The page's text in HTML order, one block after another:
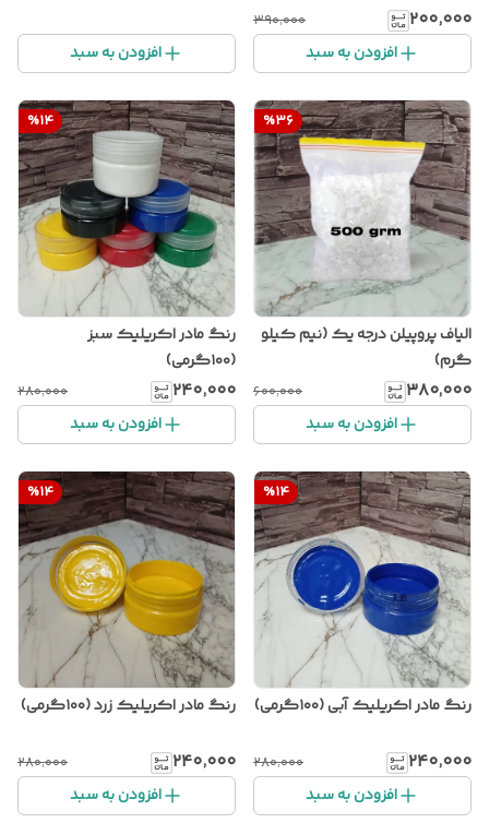
۲۰۰٬۰۰۰ ۳۹۰٬۰۰۰
افزودن به سبد افزودن به سبد
%36
الیاف پروپیلن درجه یک (نیم کیلو
گرم)
۳۸۰٬۰۰۰ ۶۰۰٬۰۰۰
افزودن به سبد
%14
رنگ مادر اکریلیک سبز
(۱۰۰گرمی)
۲۴۰٬۰۰۰ ۲۸۰٬۰۰۰
افزودن به سبد
%14
رنگ مادر اکریلیک آبی (۱۰۰گرمی)
۲۴۰٬۰۰۰ ۲۸۰٬۰۰۰
افزودن به سبد
%14
رنگ مادر اکریلیک زرد (۱۰۰گرمی)
۲۴۰٬۰۰۰ ۲۸۰٬۰۰۰
افزودن به سبد